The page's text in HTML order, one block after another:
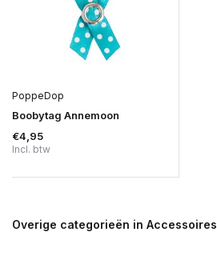
PoppeDop
Boobytag Annemoon
€4,95
Incl. btw
Overige categorieën in Accessoires